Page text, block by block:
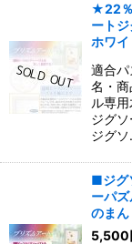
★22％
ート
ホワ
適合
名・
ル専
ジグ
ジグ
■ジグ
ーパ
のま
5,500